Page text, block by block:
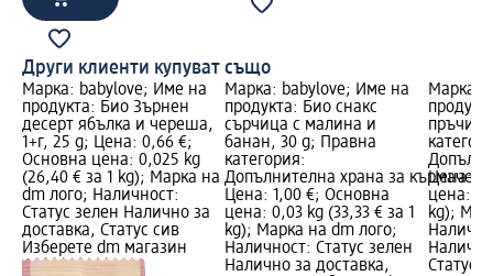
Други клиенти купуват също
Марка: babylove; Име на
продукта: Био Зърнен
десерт ябълка и череша,
1+г, 25 g; Цена: 0,66 €;
Основна цена: 0,025 kg
(26,40 € за 1 kg); Марка на
dm лого; Наличност:
Статус зелен Налично за
доставка, Статус сив
Изберете dm магазин
Марка: babylove; Име на
продукта: Био снакс
сърчица с малина и
банан, 30 g; Правна
категория:
Допълнителна храна за
Цена: 1,00 €; Основна
цена: 0,03 kg (33,33 € за 1
kg); Марка на dm лого;
Наличност: Статус зелен
Налично за доставка,
Марка:
Цена:
цена:
kg);
Статус